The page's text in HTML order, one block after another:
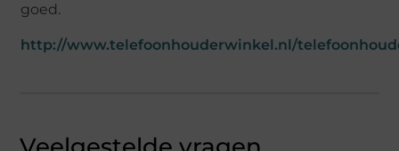
goed.
http://www.telefoonhouderwinkel.nl/